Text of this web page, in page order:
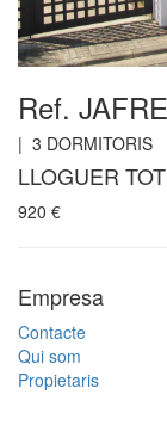
Ref. JAFRE
| 3 DORMITORIS
LLOGUER
920 €
Empresa
Contacte
Qui som
Propietaris